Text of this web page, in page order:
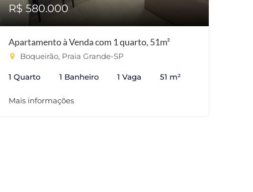
R$ 580.000
Apartamento à Venda com 1 quarto, 51m²
Boqueirão, Praia Grande-SP
1 Quarto 1 Banheiro 1 Vaga 51 m²
Mais informações